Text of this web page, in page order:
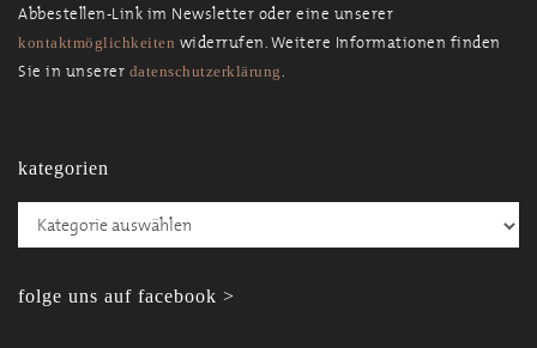
Abbestellen-Link im Newsletter oder eine unserer
kontaktmöglichkeiten widerrufen. Weitere Informationen finden
Sie in unserer datenschutzerklärung.
kategorien
Kategorien
folge uns auf facebook >